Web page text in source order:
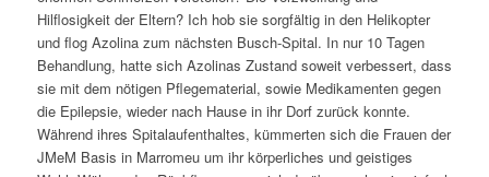
Hilflosigkeit der Eltern? Ich hob sie sorgfältig in den Helikopter
und flog Azolina zum nächsten Busch-Spital. In nur 10 Tagen
Behandlung, hatte sich Azolinas Zustand soweit verbessert, dass
sie mit dem nötigen Pflegematerial, sowie Medikamenten gegen
die Epilepsie, wieder nach Hause in ihr Dorf zurück konnte.
Während ihres Spitalaufenthaltes, kümmerten sich die Frauen der
JMeM Basis in Marromeu um ihr körperliches und geistiges